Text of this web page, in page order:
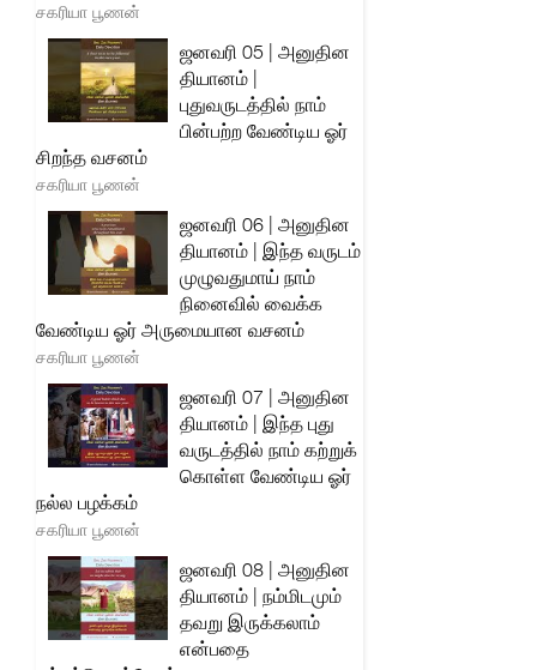
சகரியா பூணன்
ஜனவரி 05 | அனுதின
தியானம் |
புதுவருடத்தில் நாம்
பின்பற்ற வேண்டிய ஓர்
சிறந்த வசனம்
சகரியா பூணன்
ஜனவரி 06 | அனுதின
தியானம் | இந்த வருடம்
முழுவதுமாய் நாம்
நினைவில் வைக்க
வேண்டிய ஓர் அருமையான வசனம்
சகரியா பூணன்
ஜனவரி 07 | அனுதின
தியானம் | இந்த புது
வருடத்தில் நாம் கற்றுக்
கொள்ள வேண்டிய ஓர்
நல்ல பழக்கம்
சகரியா பூணன்
ஜனவரி 08 | அனுதின
தியானம் | நம்மிடமும்
தவறு இருக்கலாம்
என்பதை